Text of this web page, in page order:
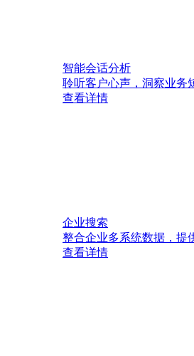
智能会话分析
聆听客户心声，洞察业务
查看详情
企业搜索
整合企业多系统数据，提
查看详情